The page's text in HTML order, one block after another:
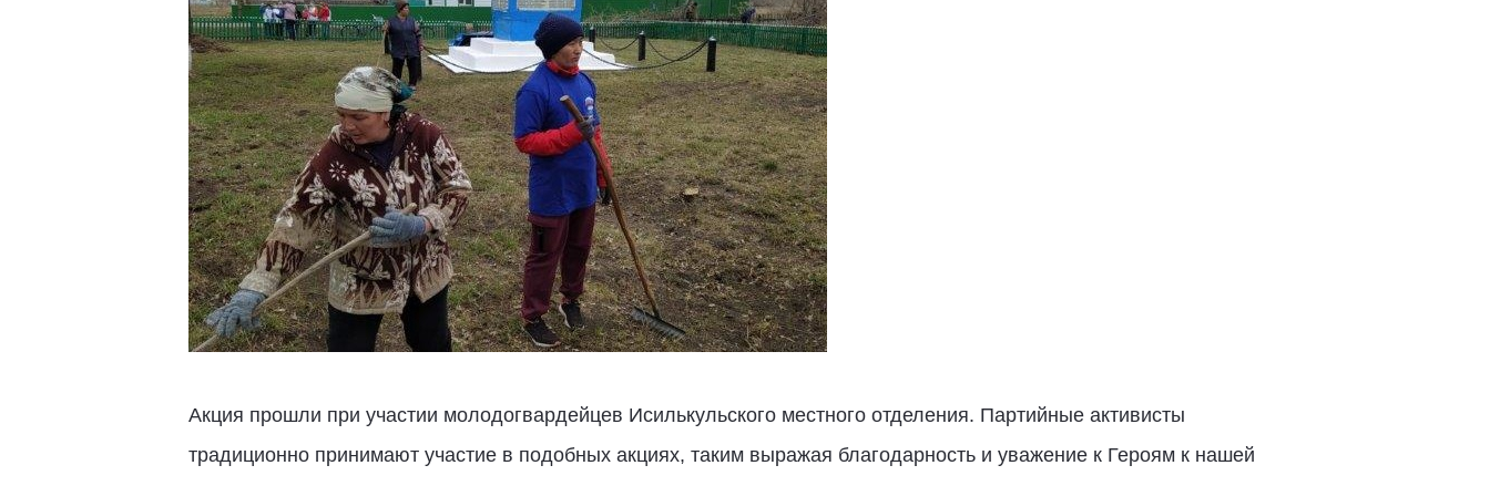
Акция прошли при участии молодогвардейцев Исилькульского местного отделения. Партийные активисты
традиционно принимают участие в подобных акциях, таким выражая благодарность и уважение к Героям к нашей